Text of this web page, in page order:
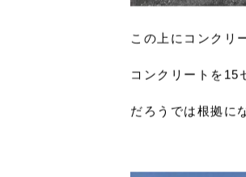
この上にコンクリ